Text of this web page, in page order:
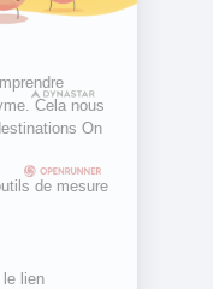
de comprendre
anonyme. Cela nous
les destinations On
nos outils de mesure
sur le lien